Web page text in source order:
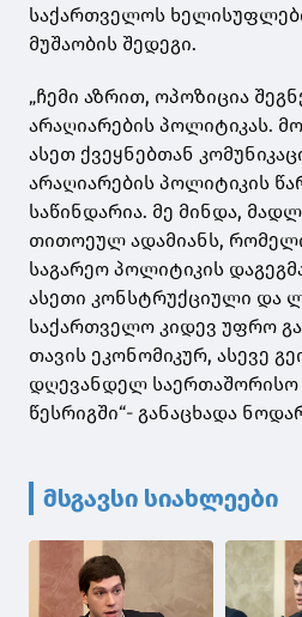
საქართველოს
მუშაობის შედეგი.
„ჩემი აზრით, ოპოზიცია
არაღიარების პოლიტიკას.
ასეთ ქვეყნებთან
არაღიარების პოლიტიკის
საწინდარია. მე მინდა,
თითოეულ ადამიანს,
საგარეო პოლიტიკის
ასეთი კონსტრუქციული და
საქართველო კიდევ უფრო
თავის ეკონომიკურ, ასევე
დღევანდელ
წესრიგში“- განაცხადა
მსგავსი სიახლეები